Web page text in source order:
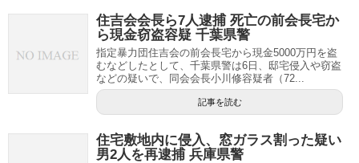
住吉会会長ら7人逮捕 死亡の前会長宅か
ら現金窃盗容疑 千葉県警
指定暴力団住吉会の前会長宅から現金5000万円を盗
むなどしたとして、千葉県警は6日、邸宅侵入や窃盗
などの疑いで、同会会長小川修容疑者（72...
記事を読む
住宅敷地内に侵入、窓ガラス割った疑い
男2人を再逮捕 兵庫県警